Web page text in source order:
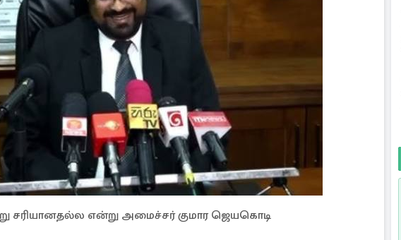
சரியானதல்ல என்று அமைச்சர் குமார ஜெயகொடி